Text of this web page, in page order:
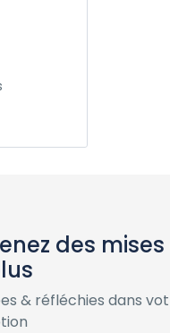
des
& réfléchies dans